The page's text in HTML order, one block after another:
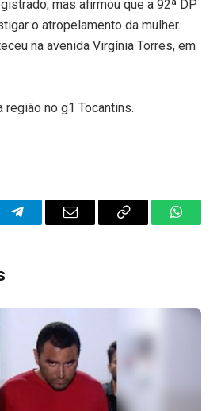
mas afirmou que a 92ª DP
o atropelamento da mulher.
na avenida Virgínia Torres, em
no g1 Tocantins.
TelegramEmail
Copy